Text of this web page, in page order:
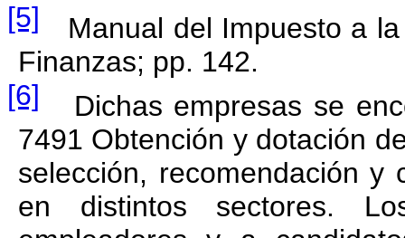
[5] Manual del Impuesto a la
Finanzas; pp. 142.
[6] Dichas empresas se
7491 Obtención y dotación
selección, recomendación y
en distintos sectores.